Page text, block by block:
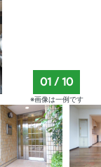
01 /10
※画像は一例です